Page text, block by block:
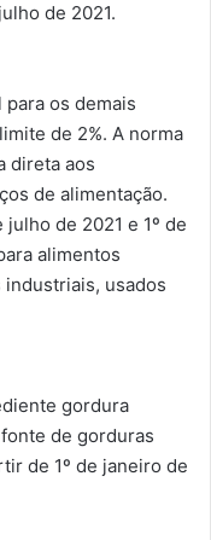
de 2021.
os demais
de 2%. A norma
direta aos
de alimentação.
de 2021 e 1º de
alimentos
usados
gordura
de gorduras
de 1º de janeiro de